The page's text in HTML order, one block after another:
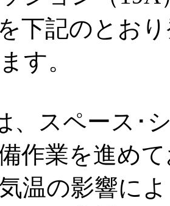
下記のとお
す。
スペース･
作業を進め
温の影響に